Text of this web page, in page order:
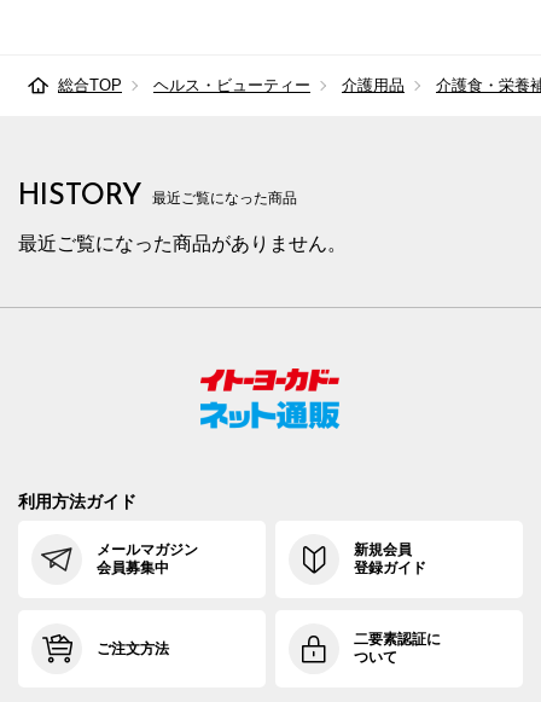
総合TOP ヘルス・ビューティー 介護用品 介護食・栄養
HISTORY 最近ご覧になった商品
最近ご覧になった商品がありません。
利用方法ガイド
メールマガジン
会員募集中
新規会員
登録ガイド
ご注文方法
二要素認証に
ついて